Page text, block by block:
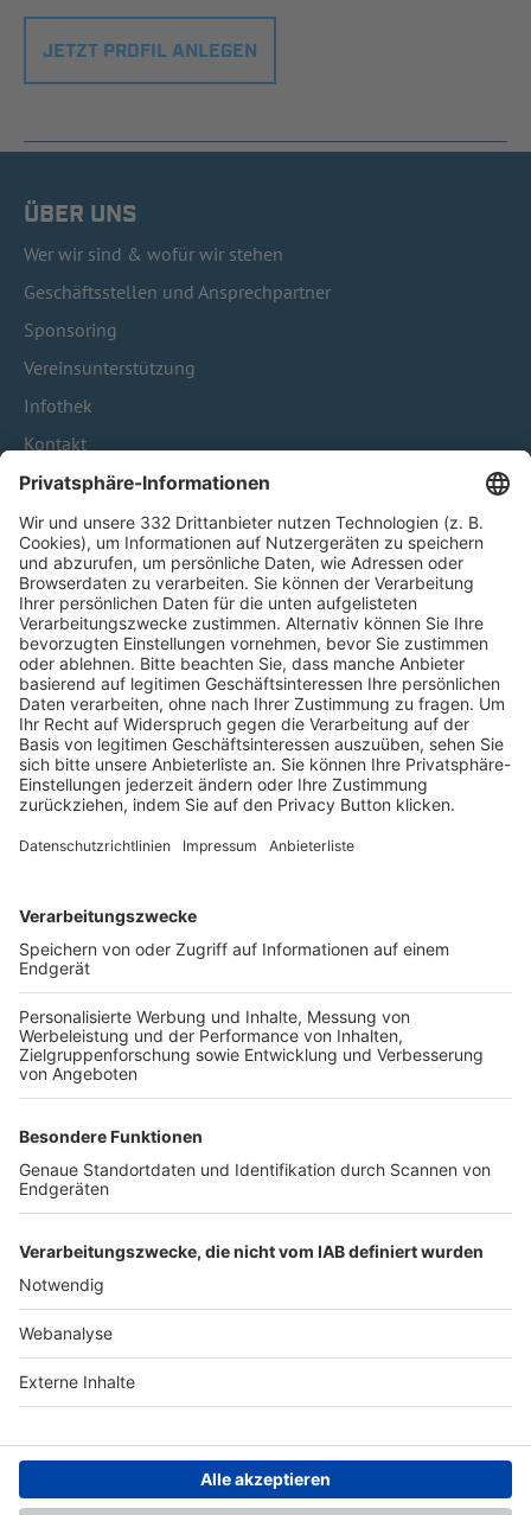
JETZT PROFIL ANLEGEN
ÜBER UNS
Wer wir sind & wofür wir stehen
Geschäftsstellen und Ansprechpartner
Sponsoring
Vereinsunterstützung
Infothek
Kontakt
HÄUFIG BESUCHTE SEITEN
Pässe und Vereinswechsel
Trainerausbildung
Schulungsangebot Vereinsmitarbeiter
BFV-Geschäftsstellen
Trainerbörse
Login SpielPlus
FOLGE DEM BFV
TOP-VEREINE
TOP-PARTNER
Nutzungsbedingungen Datenschutz Impressum